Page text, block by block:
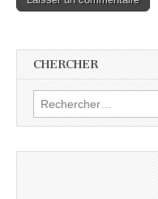
CHERCHER
Rechercher :